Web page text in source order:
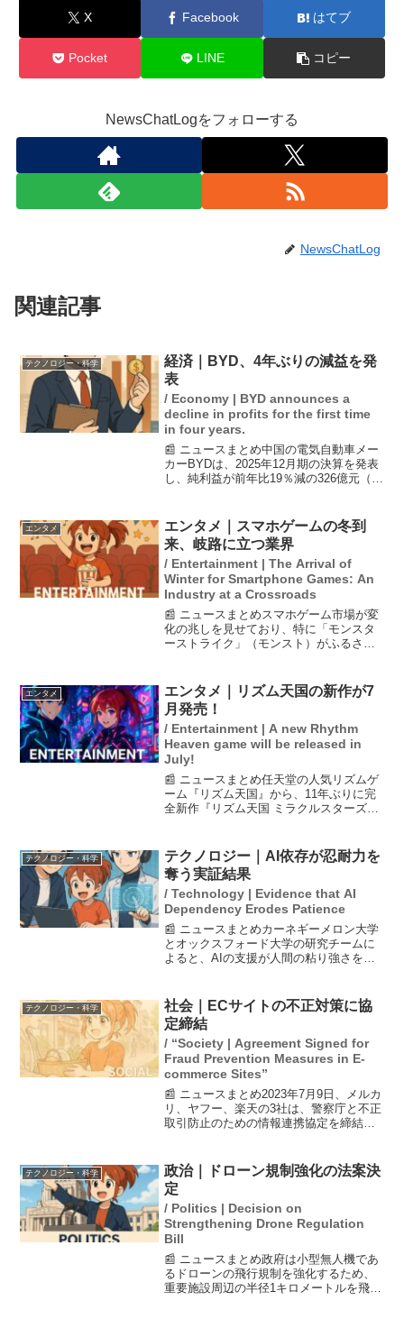
X Facebook はてブ
Pocket LINE コピー
NewsChatLogをフォローする
NewsChatLog
関連記事
テクノロジー・科学
経済｜BYD、4年ぶりの減益を発
表
/ Economy | BYD announces a
decline in profits for the first time
in four years.
📰 ニュースまとめ中国の電気自動車メー
カーBYDは、2025年12月期の決算を発表
し、純利益が前年比19％減の326億元（約
減少幅でした。国内市場での競争が激化
し...
エンタメ
エンタメ｜スマホゲームの冬到
来、岐路に立つ業界
/ Entertainment | The Arrival of
Winter for Smartphone Games: An
Industry at a Crossroads
📰 ニュースまとめスマホゲーム市場が変
化の兆しを見せており、特に「モンスタ
ーストライク」（モンスト）がふるさと
の高騰が影響しています。大手ゲーム会
社のスクウェア・エニック...
エンタメ
エンタメ｜リズム天国の新作が7
月発売！
/ Entertainment | A new Rhythm
Heaven game will be released in
July!
📰 ニュースまとめ任天堂の人気リズムゲ
ーム『リズム天国』から、11年ぶりに完
全新作『リズム天国 ミラクルスターズ』
プロデュースした楽曲が収録され、プレ
イヤーに新た...
テクノロジー・科学
テクノロジー｜AI依存が忍耐力を
奪う実証結果
/ Technology | Evidence that AI
Dependency Erodes Patience
📰 ニュースまとめカーネギーメロン大学
とオックスフォード大学の研究チームに
よると、AIの支援が人間の粘り強さを低
を提供することで、自己解決能力が損な
われ、試行錯誤...
テクノロジー・科学
社会｜ECサイトの不正対策に協
定締結
/ “Society | Agreement Signed for
Fraud Prevention Measures in E-
commerce Sites”
📰 ニュースまとめ2023年7月9日、メルカ
リ、ヤフー、楽天の3社は、警察庁と不正
取引防止のための情報連携協定を締結し
し、捜査に役立てるほか、分析結果を事
業者側に還元し...
テクノロジー・科学
政治｜ドローン規制強化の法案決
定
/ Politics | Decision on
Strengthening Drone Regulation
Bill
📰 ニュースまとめ政府は小型無人機であ
るドローンの飛行規制を強化するため、
重要施設周辺の半径1キロメートルを飛行